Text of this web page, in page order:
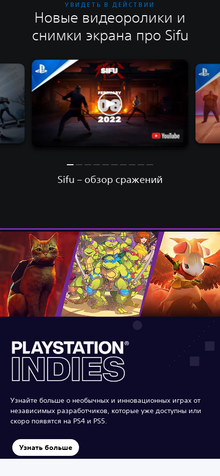
УВИДЕТЬ В ДЕЙСТВИИ
Новые видеоролики и
снимки экрана про Sifu
Sifu – обзор сражений
Узнайте больше о необычных и инновационных играх от
независимых разработчиков, которые уже доступны или
скоро появятся на PS4 и PS5.
Узнать больше